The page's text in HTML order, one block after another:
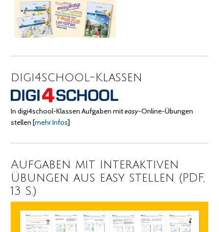
digi4school-Klassen
In digi4school-Klassen Aufgaben miteasy-Online-Übungen
stellen [mehr Infos]
Aufgaben mit interaktiven
Übungen aus easy stellen (PDF,
13 S.)